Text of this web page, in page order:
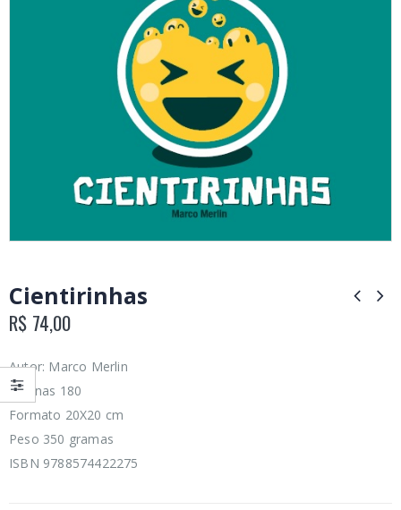
Cientirinhas
R$ 74,00
Autor: Marco Merlin
Páginas 180
Formato 20X20 cm
Peso 350 gramas
ISBN 9788574422275